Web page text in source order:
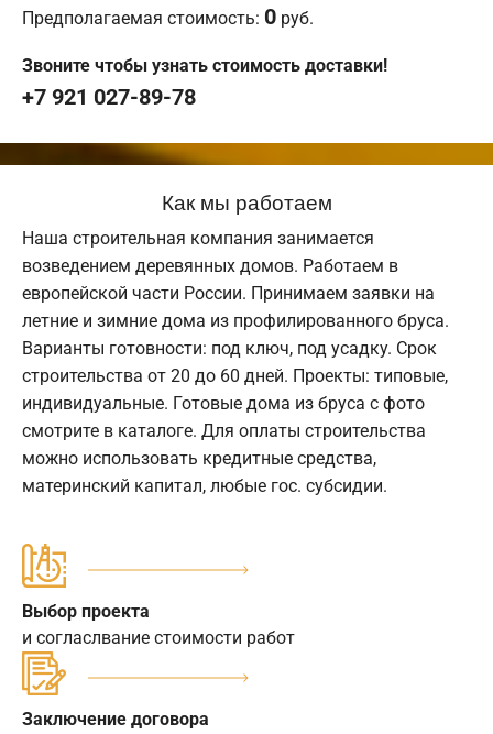
Предполагаемая стоимость: 0 руб.
Звоните чтобы узнать стоимость доставки!
+7 921 027-89-78
Как мы работаем
Наша строительная компания занимается
возведением деревянных домов. Работаем в
европейской части России. Принимаем заявки на
летние и зимние дома из профилированного бруса.
Варианты готовности: под ключ, под усадку. Срок
строительства от 20 до 60 дней. Проекты: типовые,
индивидуальные. Готовые дома из бруса с фото
смотрите в каталоге. Для оплаты строительства
можно использовать кредитные средства,
материнский капитал, любые гос. субсидии.
Выбор проекта
и согласлвание стоимости работ
Заключение договора